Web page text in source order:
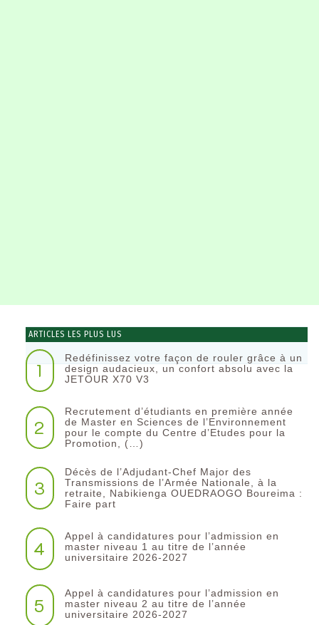
ARTICLES LES PLUS LUS
1
Redéfinissez votre façon de rouler grâce à un
design audacieux, un confort absolu avec la
JETOUR X70 V3
2
Recrutement d’étudiants en première année
de Master en Sciences de l’Environnement
pour le compte du Centre d’Etudes pour la
Promotion, (…)
3
Décès de l’Adjudant-Chef Major des
Transmissions de l’Armée Nationale, à la
retraite, Nabikienga OUEDRAOGO Boureima :
Faire part
4
Appel à candidatures pour l’admission en
master niveau 1 au titre de l’année
universitaire 2026-2027
5
Appel à candidatures pour l’admission en
master niveau 2 au titre de l’année
universitaire 2026-2027